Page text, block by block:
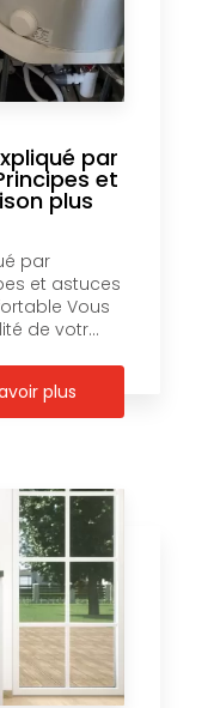
par
et
plus
par
et astuces
Vous
de votr...
plus